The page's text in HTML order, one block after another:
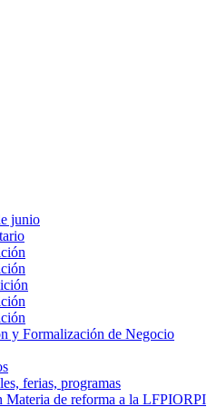
junio
y Formalización de Negocio
ferias, programas
Materia de reforma a la LFPIORPI